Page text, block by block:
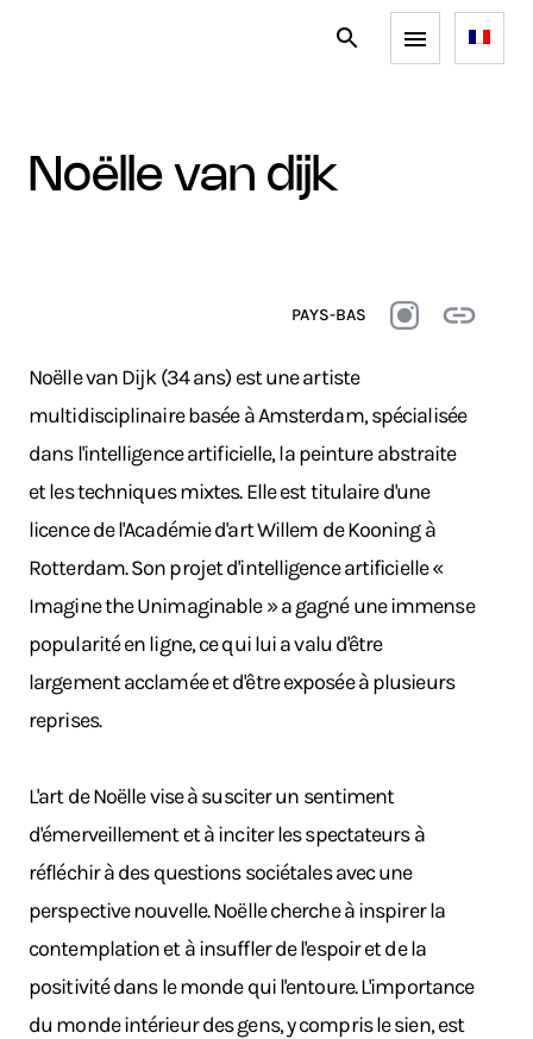
noëlle van dijk
PAYS-BAS
Noëlle van Dijk (34 ans) est une artiste
multidisciplinaire basée à Amsterdam, spécialisée
dans l'intelligence artificielle, la peinture abstraite
et les techniques mixtes. Elle est titulaire d'une
licence de l'Académie d'art Willem de Kooning à
Rotterdam. Son projet d'intelligence artificielle «
Imagine the Unimaginable » a gagné une immense
popularité en ligne, ce qui lui a valu d'être
largement acclamée et d'être exposée à plusieurs
reprises.
L'art de Noëlle vise à susciter un sentiment
d'émerveillement et à inciter les spectateurs à
réfléchir à des questions sociétales avec une
perspective nouvelle. Noëlle cherche à inspirer la
contemplation et à insuffler de l'espoir et de la
positivité dans le monde qui l'entoure. L'importance
du monde intérieur des gens, y compris le sien, est